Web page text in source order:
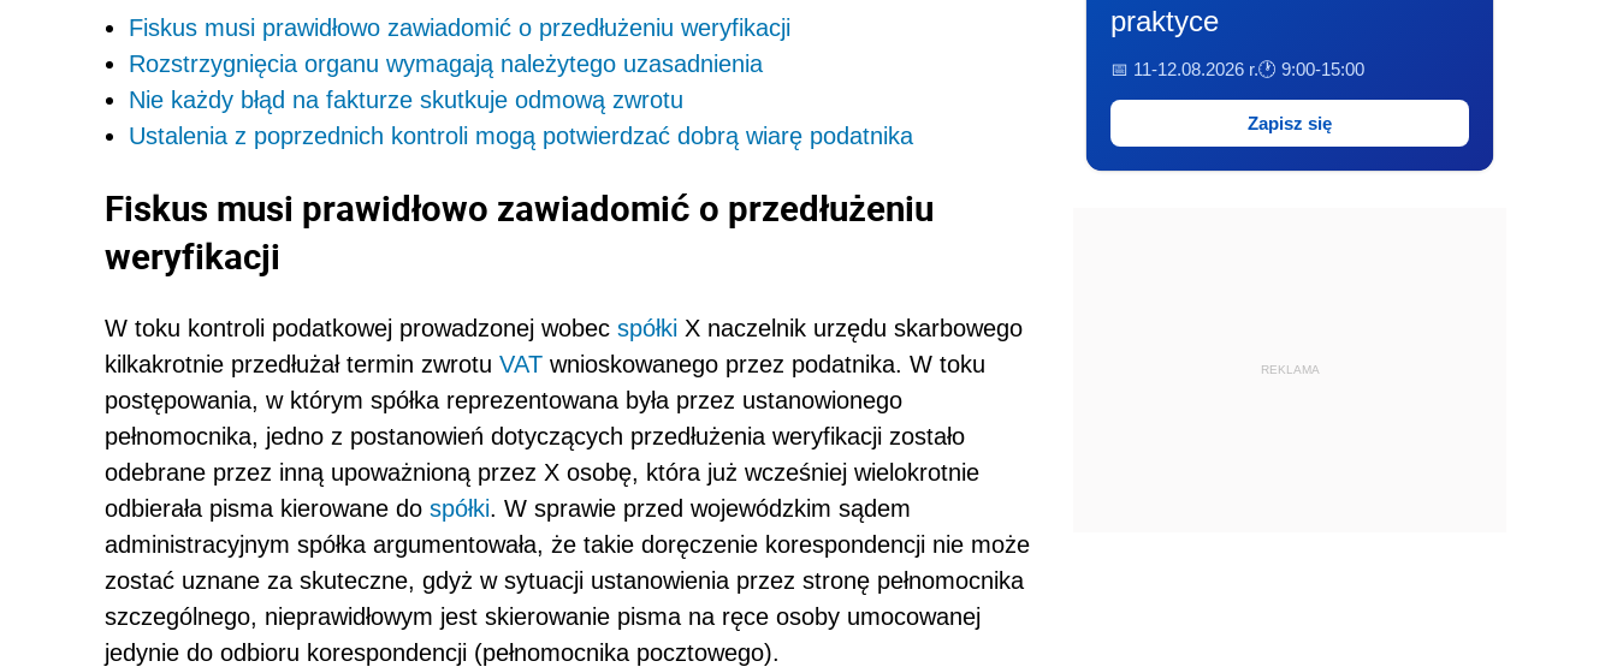
Fiskus musi prawidłowo zawiadomić o przedłużeniu weryfikacji
Rozstrzygnięcia organu wymagają należytego uzasadnienia
Nie każdy błąd na fakturze skutkuje odmową zwrotu
Ustalenia z poprzednich kontroli mogą potwierdzać dobrą wiarę podatnika
Fiskus musi prawidłowo zawiadomić o przedłużeniu
weryfikacji
W toku kontroli podatkowej prowadzonej wobec spółki X naczelnik urzędu skarbowego
kilkakrotnie przedłużał termin zwrotu VAT wnioskowanego przez podatnika. W toku
postępowania, w którym spółka reprezentowana była przez ustanowionego
pełnomocnika, jedno z postanowień dotyczących przedłużenia weryfikacji zostało
odebrane przez inną upoważnioną przez X osobę, która już wcześniej wielokrotnie
odbierała pisma kierowane do spółki. W sprawie przed wojewódzkim sądem
administracyjnym spółka argumentowała, że takie doręczenie korespondencji nie może
zostać uznane za skuteczne, gdyż w sytuacji ustanowienia przez stronę pełnomocnika
szczególnego, nieprawidłowym jest skierowanie pisma na ręce osoby umocowanej
jedynie do odbioru korespondencji (pełnomocnika pocztowego).
praktyce
📅 11-12.08.2026 r.🕐 9:00-15:00
Zapisz się
REKLAMA